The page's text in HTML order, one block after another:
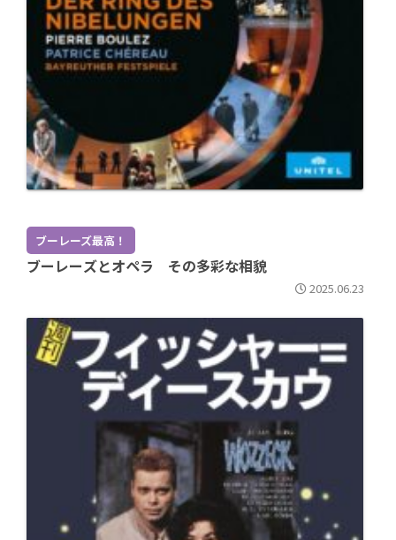
ブーレーズ最高！
ブーレーズとオペラ その多彩な相貌
2025.06.23